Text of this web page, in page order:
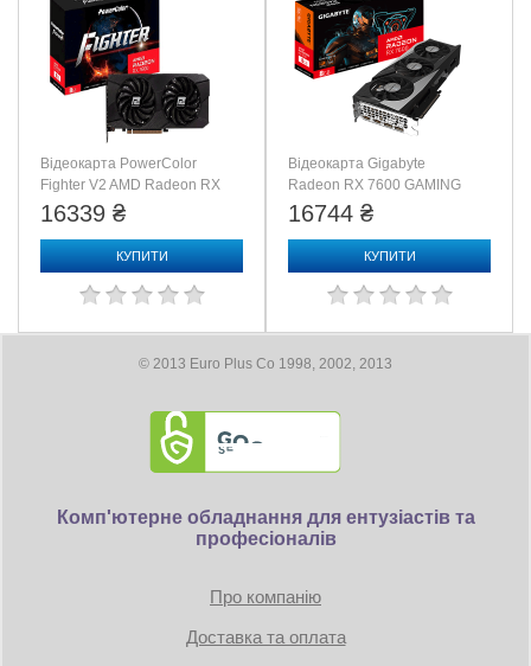
Требование к блоку питания:
Коннекторы питания: 1 x 8pin
Минимум 550 Вт
Відеокарта PowerColor
Fighter V2 AMD Radeon RX
7600 8GB GDDR6 (RX7600
16339 ₴
КУПИТИ
Відеокарта Gigabyte
Radeon RX 7600 GAMING
OC 8G (GV-R76GAMING
16744 ₴
КУПИТИ
© 2013 Euro Plus Co 1998, 2002, 2013
Комп'ютерне обладнання для ентузіастів та
професіоналів
Про компанію
Доставка та оплата